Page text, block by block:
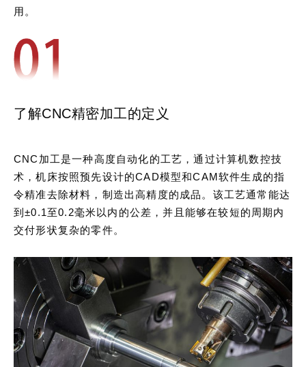
用。
了解CNC精密加工的定义
CNC加工是一种高度自动化的工艺，通过计算机数控技
术，机床按照预先设计的CAD模型和CAM软件生成的指
令精准去除材料，制造出高精度的成品。该工艺通常能达
到±0.1至0.2毫米以内的公差，并且能够在较短的周期内
交付形状复杂的零件。